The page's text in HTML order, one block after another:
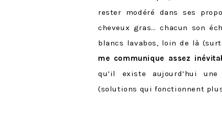
rester modéré dans ses
cheveux gras… chacun son
blancs lavabos, loin de là
me communique assez
qu’il existe aujourd’hui
(solutions qui fonctionnent